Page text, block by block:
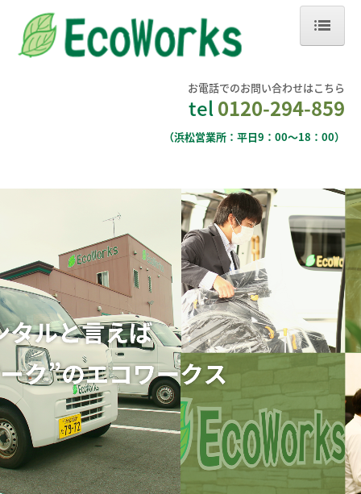
福祉用具のレンタル
福祉用具の販売
住宅改修
訪問型の補聴器販売
カリ家具
施工事例
採用情報
お問い合わせ
お電話でのお問い合わせはこちら
tel0120-294-859
（浜松営業所：平日9：00～18：00）